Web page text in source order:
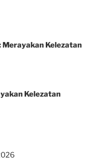
Merayakan Kelezatan
Kelezatan